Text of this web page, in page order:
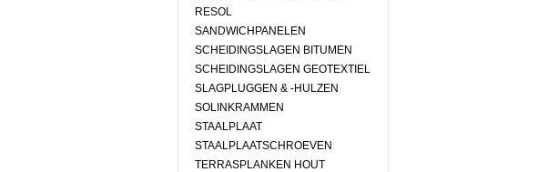
RESOL
SANDWICHPANELEN
SCHEIDINGSLAGEN BITUMEN
SCHEIDINGSLAGEN GEOTEXTIEL
SLAGPLUGGEN & -HULZEN
SOLINKRAMMEN
STAALPLAAT
STAALPLAATSCHROEVEN
TERRASPLANKEN HOUT